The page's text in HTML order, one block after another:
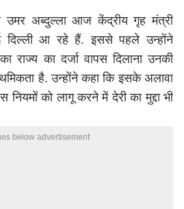
उमर अब्दुल्ला आज केंद्रीय गृह मंत्री
आ रहे हैं. इससे पहले उन्होंने
राज्य का दर्जा वापस दिलाना उनकी
है. उन्होंने कहा कि इसके अलावा
को लागू करने में देरी का मुद्दा भी
below advertisement